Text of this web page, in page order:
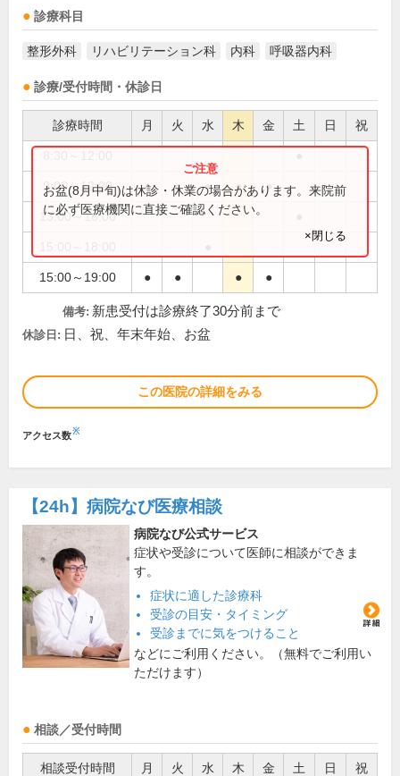
診療科目
整形外科 リハビリテーション科 内科 呼吸器内科
診療/受付時間・休診日
診療時間 月 火 水 木 金 土 日 祝
9:00～12:00 ● ● ● ● ●
13:00～16:00
15:00～19:00 ● ● ● ●
お盆(8月中旬)は休診・休業の場合があります。来院前
に必ず医療機関に直接ご確認ください。
×閉じる
備考: 新患受付は診療終了30分前まで
休診日: 日、祝、年末年始、お盆
この医院の詳細をみる
アクセス数※
【24h】 病院なび医療相談
病院なび公式サービス
症状や受診について医師に相談ができま
す。
症状に適した診療科
受診の目安・タイミング
受診までに気をつけること
などにご利用ください。（無料でご利用い
ただけます）
相談／受付時間
相談受付時間 月 火 水 木 金 土 日 祝